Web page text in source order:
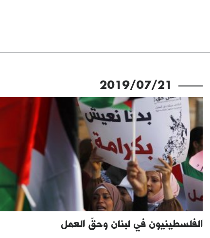
2019/07/21
الفلسطينيون في لبنان وحقّ العمل